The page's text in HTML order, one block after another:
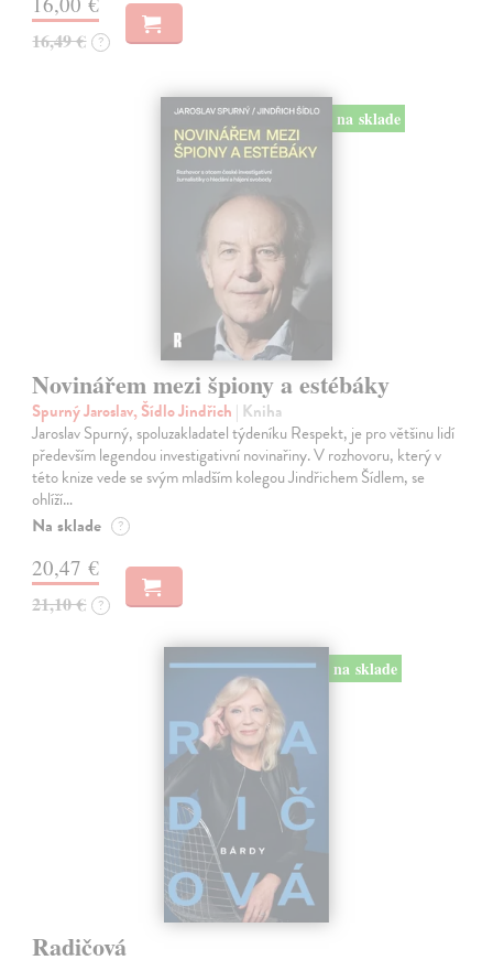
16,49 € ?
na sklade
Novinářem mezi špiony a estébáky
Spurný Jaroslav, Šídlo Jindřich | Kniha
Jaroslav Spurný, spoluzakladatel týdeníku Respekt, je pro většinu lidí
především legendou investigativní novinařiny. V rozhovoru, který v
této knize vede se svým mladším kolegou Jindřichem Šídlem, se
ohlíží…
Na sklade ?
20,47 €
21,10 € ?
na sklade
Radičová